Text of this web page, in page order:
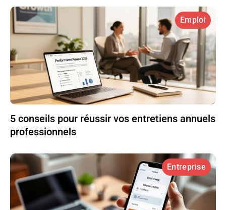
Emploi
5 conseils pour réussir vos entretiens annuels
professionnels
Entreprise